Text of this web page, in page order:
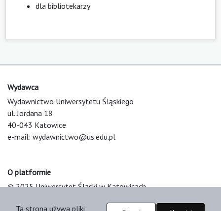
dla bibliotekarzy
Wydawca
Wydawnictwo Uniwersytetu Śląskiego
ul. Jordana 18
40-043 Katowice
e-mail: wydawnictwo@us.edu.pl
O platformie
© 2025 Uniwersytet Śląski w Katowicach
Ta strona używa pliki